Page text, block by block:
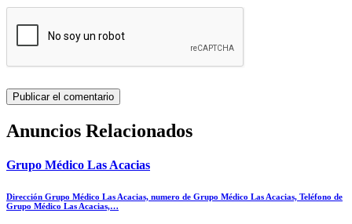
Anuncios Relacionados
Grupo Médico Las Acacias
Dirección Grupo Médico Las Acacias, numero de Grupo Médico Las Acacias, Teléfono de
Grupo Médico Las Acacias,…